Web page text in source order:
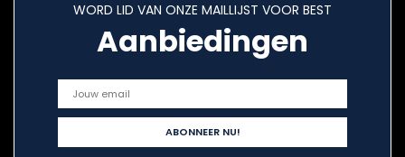
WORD LID VAN ONZE MAILLIJST VOOR BEST
Aanbiedingen